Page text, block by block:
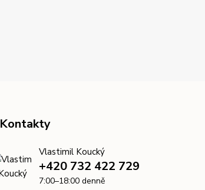
Kontakty
Vlastimil Koucký
+420 732 422 729
7:00–18:00 denně